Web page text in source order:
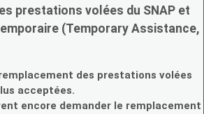
prestations volées du SNAP et
(Temporary Assistance,
des prestations volées
acceptées.
encore demander le remplacement